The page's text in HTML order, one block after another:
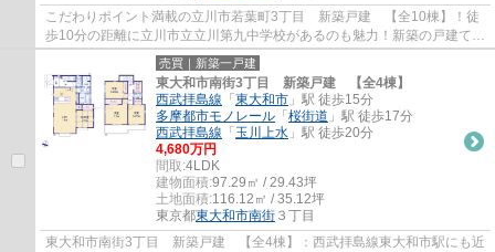
こだわりポイント満載の立川市若葉町3丁目 新築戸建 【全10棟】！徒
歩10分の距離に立川市立立川第九中学校があるのも魅力！新築の戸建て物
件で、夢のマイホーム生活を送りませんか！...
売買｜新築一戸建
東大和市南街3丁目 新築戸建 【全4棟】
西武拝島線 「 東大和市 」駅 徒歩15分
多摩都市モノレール 「 桜街道 」駅 徒歩17分
西武拝島線 「 玉川上水 」駅 徒歩20分
4,680万円
間取:4LDK
建物面積:97.29㎡ / 29.43坪
土地面積:116.12㎡ / 35.12坪
東京都東大和市南街 ３丁目
東大和市南街3丁目 新築戸建 【全4棟】：西武拝島線東大和市駅にも近